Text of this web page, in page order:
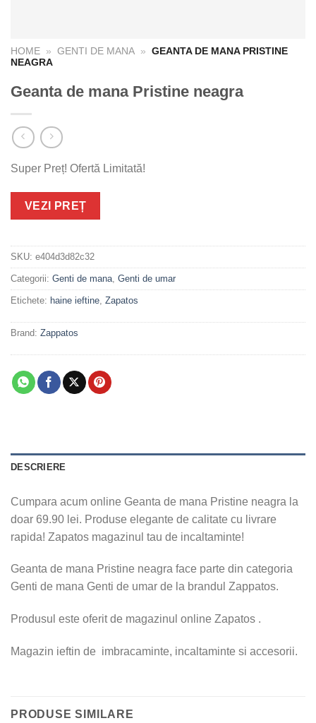
HOME » GENTI DE MANA »
GEANTA DE MANA PRISTINE
NEAGRA
Geanta de mana Pristine neagra
Super Preț! Ofertă Limitată!
VEZI PREȚ
SKU: e404d3d82c32
Categorii: Genti de mana Genti de umar
Etichete: haine ieftine Zapatos
Brand: Zappatos
DESCRIERE
Cumpara acum online Geanta de mana Pristine neagra la
doar 69.90 lei. Produse elegante de calitate cu livrare
rapida! Zapatos magazinul tau de incaltaminte!
Geanta de mana Pristine neagra face parte din categoria
Genti de mana Genti de umar de la brandul Zappatos.
Produsul este oferit de magazinul online Zapatos .
Magazin ieftin de imbracaminte, incaltaminte si accesorii.
PRODUSE SIMILARE